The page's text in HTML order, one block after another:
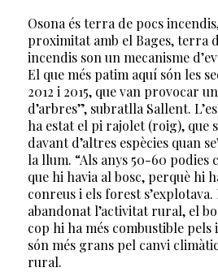
Osona és terra de pocs
proximitat amb el Bages, terra
incendis son un mecanisme
El que més patim aquí són les
2012 i 2015, que van provocar
d’arbres”, subratlla Sallent.
ha estat el pi rajolet (roig), que
davant d’altres espècies quan
la llum. “Als anys 50-60 podies
que hi havia al bosc, perquè hi
conreus i els forest s’explotava.
abandonat l’activitat rural, el
cop hi ha més combustible
són més grans pel canvi
rural.